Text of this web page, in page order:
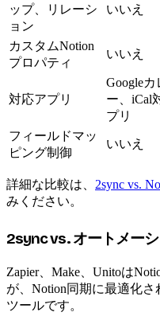
ップ、リレーシ
ョン
いいえ
カスタムNotion
プロパティ
いいえ
対応アプリ
Google
ー、iCal
プリ
フィールドマッ
ピング制御
いいえ
詳細な比較は、 2sync vs.
みください。
2sync vs. オートメー
Zapier、Make、Unitoは
が、Notion同期に最適化
ツールです。